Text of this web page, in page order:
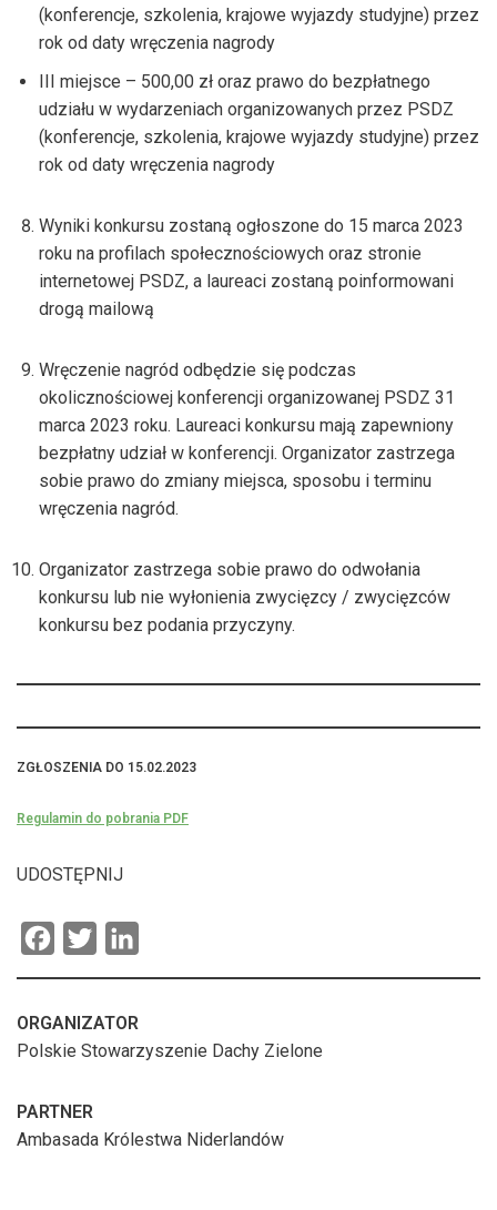
(konferencje, szkolenia, krajowe wyjazdy studyjne) przez
rok od daty wręczenia nagrody
III miejsce – 500,00 zł oraz prawo do bezpłatnego
udziału w wydarzeniach organizowanych przez PSDZ
(konferencje, szkolenia, krajowe wyjazdy studyjne) przez
rok od daty wręczenia nagrody
Wyniki konkursu zostaną ogłoszone do 15 marca 2023
roku na profilach społecznościowych oraz stronie
internetowej PSDZ, a laureaci zostaną poinformowani
drogą mailową
Wręczenie nagród odbędzie się podczas
okolicznościowej konferencji organizowanej PSDZ 31
marca 2023 roku. Laureaci konkursu mają zapewniony
bezpłatny udział w konferencji. Organizator zastrzega
sobie prawo do zmiany miejsca, sposobu i terminu
wręczenia nagród.
Organizator zastrzega sobie prawo do odwołania
konkursu lub nie wyłonienia zwycięzcy / zwycięzców
konkursu bez podania przyczyny.
ZGŁOSZENIA DO 15.02.2023
Regulamin do pobrania PDF
UDOSTĘPNIJ
o
o
r
I
ORGANIZATOR
Polskie Stowarzyszenie Dachy Zielone
PARTNER
Ambasada Królestwa Niderlandów